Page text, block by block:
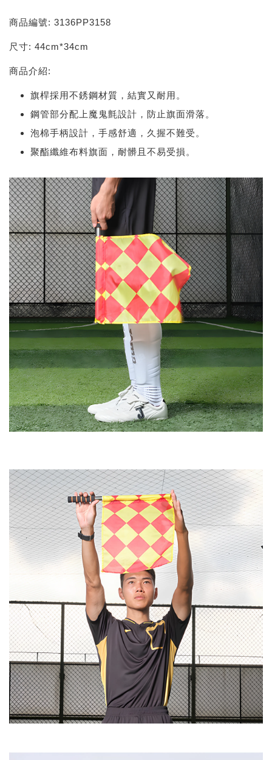
商品編號: 3136PP3158
尺寸: 44cm*34cm
商品介紹:
旗桿採用不銹鋼材質，結實又耐用。
鋼管部分配上魔鬼氈設計，防止旗面滑落。
泡棉手柄設計，手感舒適，久握不難受。
聚酯纖維布料旗面，耐髒且不易受損。